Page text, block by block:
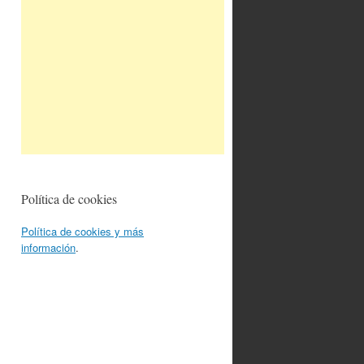
Política de cookies
Política de cookies y más
información.